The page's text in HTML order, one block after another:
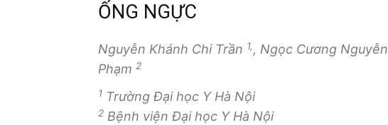
ỐNG NGỰC
Nguyễn Khánh Chi Trần 1,, Ngọc Cương Nguyễn
Phạm 2
1 Trường Đại học Y Hà Nội
2 Bệnh viện Đại học Y Hà Nội